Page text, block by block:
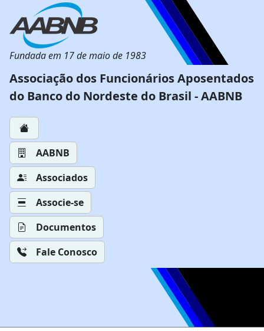
Fundada em 17 de maio de 1983
Associação dos Funcionários Aposentados
do Banco do Nordeste do Brasil - AABNB
AABNB
Associados
Associe-se
Documentos
Fale Conosco